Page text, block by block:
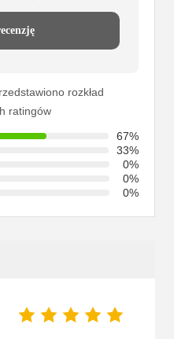
rozkład
ratingów
67%
33%
0%
0%
0%